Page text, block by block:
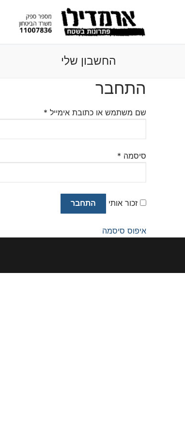
החשבון שלי
התחבר
שם משתמש או כתובת אימייל *
סיסמה *
זכור אותי התחבר
איפוס סיסמה